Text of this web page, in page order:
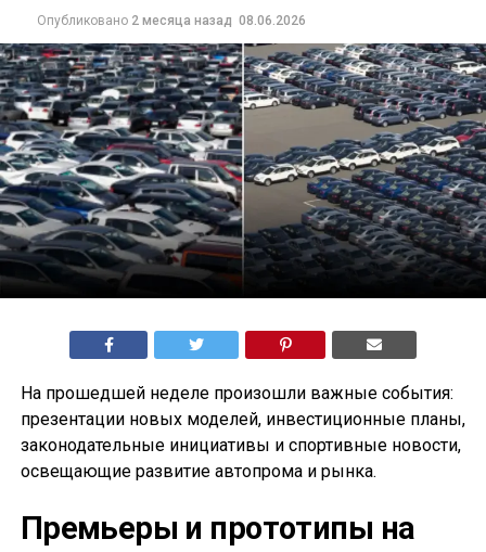
Опубликовано 2 месяца назад 08.06.2026
На прошедшей неделе произошли важные события:
презентации новых моделей, инвестиционные планы,
законодательные инициативы и спортивные новости,
освещающие развитие автопрома и рынка.
Премьеры и прототипы на